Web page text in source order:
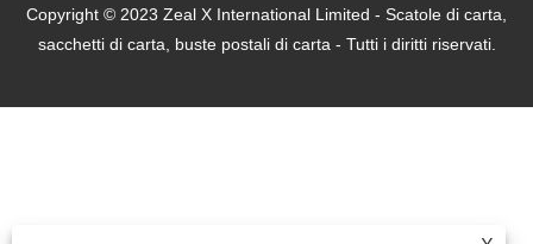
Copyright © 2023 Zeal X International Limited - Scatole di carta,
sacchetti di carta, buste postali di carta - Tutti i diritti riservati.